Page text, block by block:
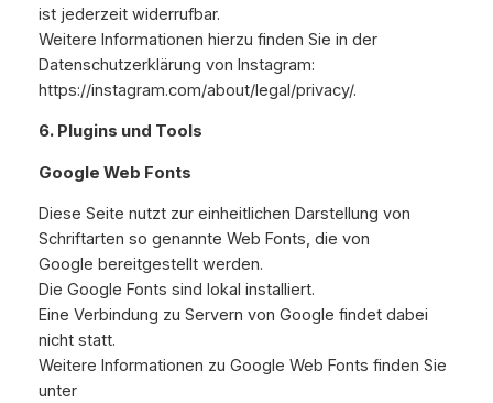
ist jederzeit widerrufbar.
Weitere Informationen hierzu finden Sie in der
Datenschutzerklärung von Instagram:
https://instagram.com/about/legal/privacy/.
6. Plugins und Tools
Google Web Fonts
Diese Seite nutzt zur einheitlichen Darstellung von
Schriftarten so genannte Web Fonts, die von
Google bereitgestellt werden.
Die Google Fonts sind lokal installiert.
Eine Verbindung zu Servern von Google findet dabei
nicht statt.
Weitere Informationen zu Google Web Fonts finden Sie
unter